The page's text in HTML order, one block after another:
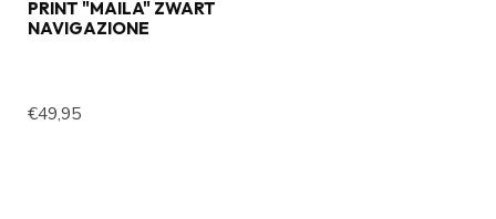
PRINT "MAILA" ZWART
NAVIGAZIONE
€49,95